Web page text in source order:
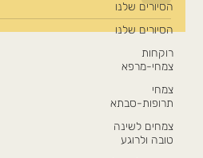
הסיורים שלנו
הסיורים שלנו
רוקחות
צמחי-מרפא
צמחי
תרופות-סבתא
צמחים לשינה
טובה ולרוגע